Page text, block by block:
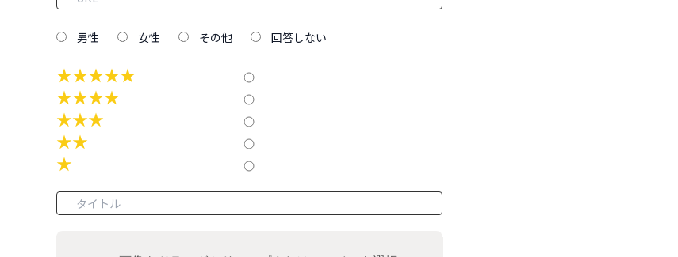
男性 女性 その他 回答しない
★★★★★
★★★★
★★★
★★
★